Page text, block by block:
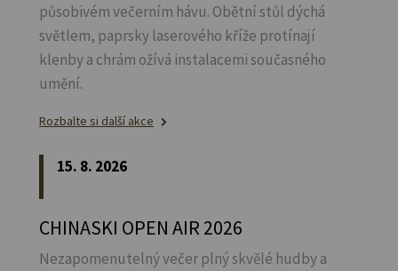
působivém večerním hávu. Obětní stůl dýchá
světlem, paprsky laserového kříže protínají
klenby a chrám ožívá instalacemi současného
umění.
Rozbalte si další akce
15. 8. 2026
CHINASKI OPEN AIR 2026
Nezapomenutelný večer plný skvělé hudby a